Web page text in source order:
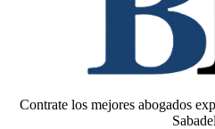
Contrate los mejores abogados